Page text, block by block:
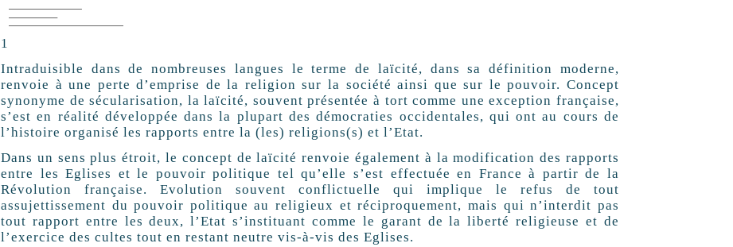
1
Intraduisible dans de nombreuses langues le terme de laïcité, dans sa définition moderne,
renvoie à une perte d’emprise de la religion sur la société ainsi que sur le pouvoir. Concept
synonyme de sécularisation, la laïcité, souvent présentée à tort comme une exception française,
s’est en réalité développée dans la plupart des démocraties occidentales, qui ont au cours de
l’histoire organisé les rapports entre la (les) religions(s) et l’Etat.
Dans un sens plus étroit, le concept de laïcité renvoie également à la modification des rapports
entre les Eglises et le pouvoir politique tel qu’elle s’est effectuée en France à partir de la
Révolution française. Evolution souvent conflictuelle qui implique le refus de tout
assujettissement du pouvoir politique au religieux et réciproquement, mais qui n’interdit pas
tout rapport entre les deux, l’Etat s’instituant comme le garant de la liberté religieuse et de
l’exercice des cultes tout en restant neutre vis-à-vis des Eglises.